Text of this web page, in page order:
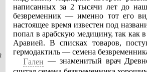
написанных за 2 тысячи лет до
безвременник — именно тот его
настоящее время известен под
попал в арабскую медицину, так как
Аравией. В списках товаров,
гермодактиль — семена
Гален — знаменитый врач